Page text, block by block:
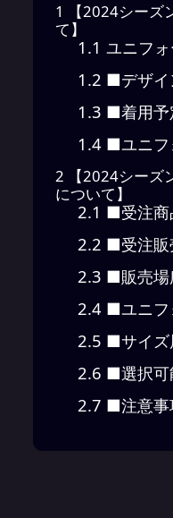
1
【2024シー
て】
1.1 ユニフ
1.2 ■デザイ
1.3 ■着用予
1.4 ■ユニフ
2 【2024シーズ
について】
2.1 ■受注商
2.2 ■受注販
2.3 ■販売場
2.4 ■ユニフ
2.5 ■サイズ
2.6 ■選択可
2.7 ■注意事